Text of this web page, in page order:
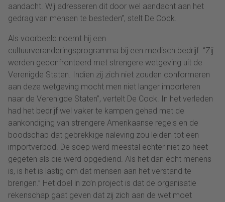
aandacht. Wij adresseren dit door wel aandacht aan het
gedrag van mensen te besteden”, stelt De Cock.
Als voorbeeld noemt hij een
cultuurveranderingsprogramma bij een medisch bedrijf. “Zij
werden geconfronteerd met strengere wetgeving uit de
Verenigde Staten. Indien zij zich niet zouden conformeren
aan deze wetgeving mocht men niet langer importeren
naar de Verenigde Staten”, vertelt De Cock. In het verleden
had het bedrijf wel vaker te kampen gehad met de
aankondiging van strengere Amerikaanse regels en de
boodschap dat gebrekkige naleving zou leiden tot een
importverbod. De soep werd meestal echter niet zo heet
gegeten als die werd opgediend. Als het dan ècht menens
is, is het is lastig om dat mensen aan het verstand te
brengen.” Het doel in zo’n project is dat de organisatie
rekenschap gaat geven dat zij zich aan de wet moet